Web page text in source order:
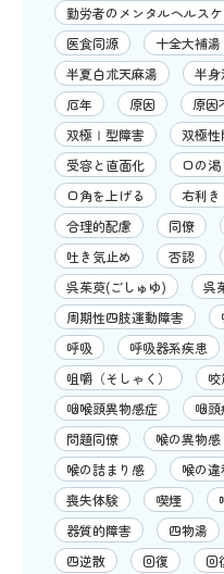
勤労者のメンタルヘルスケ
医食同源
十全大補湯
半夏白朮天麻湯
半身
厄年
原因 原因
双極Ⅰ型障害
双極性
受容と直面化
口の渇
口角を上げる
右利き
合理的配慮
同僚
吐き気止め
否認
呉茱萸(ごしゅゆ)
呉
周期性四肢運動障害
呼吸
呼吸器系疾患
咀嚼（そしゃく）
咽喉頭異物感症
咽
問題同僚
喉の異物感
喉の詰まり感
喉の
喪失体験
喫煙
器質的障害
四物湯
四逆散
回復 回